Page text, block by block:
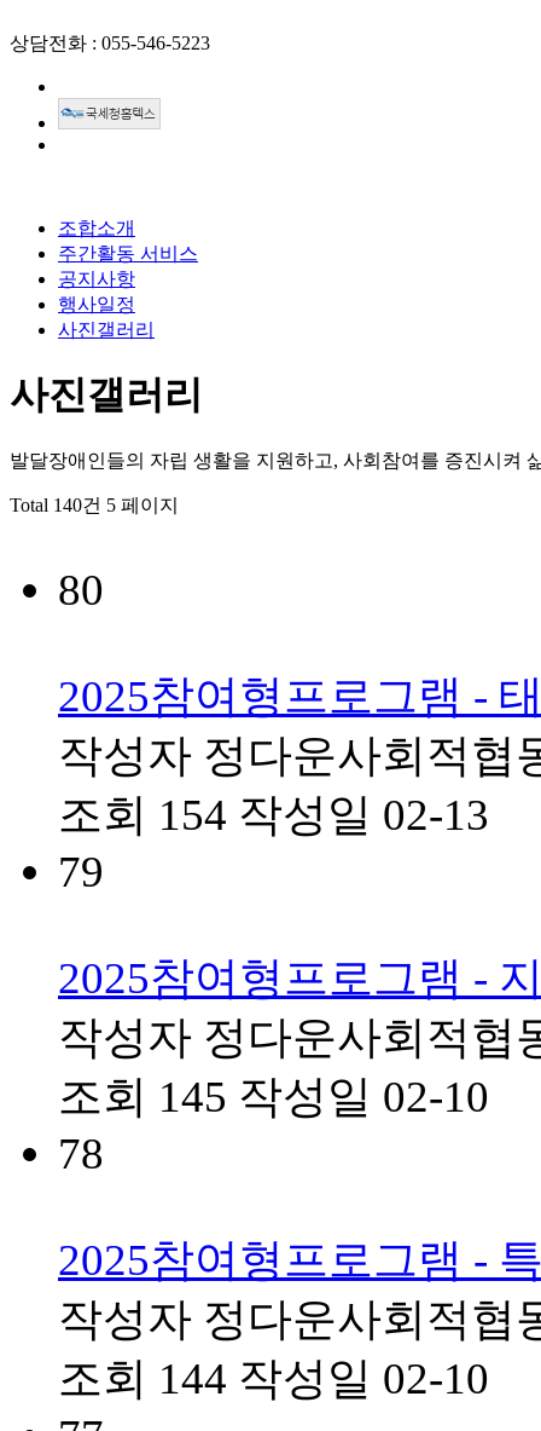
상담전화 : 055-546-5223
조합소개
주간활동 서비스
공지사항
행사일정
사진갤러리
사진갤러리
발달장애인들의 자립 생활을 지원하고, 사회참여를 증진시켜
Total 140건 5 페이지
80
2025참여형프로그램 -
작성자 정다운사회적협
조회 154 작성일 02-13
79
2025참여형프로그램 -
작성자 정다운사회적협
조회 145 작성일 02-10
78
2025참여형프로그램 -
작성자 정다운사회적협
조회 144 작성일 02-10